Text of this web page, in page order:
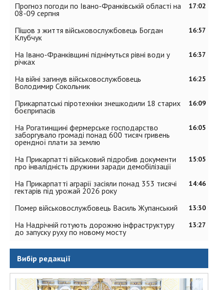
17:02
Прогноз погоди по Івано-Франківській області на
08-09 серпня
16:57
Пішов з життя військовослужбовець Богдан
Клубчук
16:37
На Івано-Франківщині піднімуться рівні води у
річках
16:25
На війні загинув військовослужбовець
Володимир Сокольник
16:09
Прикарпатські піротехніки знешкодили 18 старих
боєприпасів
16:05
На Рогатинщині фермерське господарство
заборгувало громаді понад 600 тисяч гривень
орендної плати за землю
15:05
На Прикарпатті військовий підробив документи
про інвалідність дружини заради демобілізації
14:46
На Прикарпатті аграрії засіяли понад 353 тисячі
гектарів під урожай 2026 року
13:30
Помер військовослужбовець Василь Жупанський
13:27
На Надрічній готують дорожню інфраструктуру
до запуску руху по новому мосту
Вибір редакції